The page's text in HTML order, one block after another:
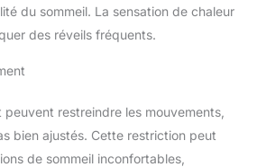
du sommeil. La sensation de chaleur
des réveils fréquents.
restreindre les mouvements,
bien ajustés. Cette restriction peut
de sommeil inconfortables,